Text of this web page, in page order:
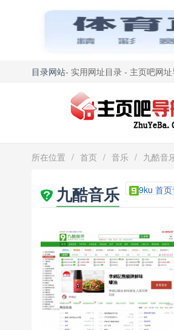
目录网站- 实用网址目录 - 主页吧网址
所在位置 / 首页 / 音乐 / 九酷音
九酷音乐 9ku 首